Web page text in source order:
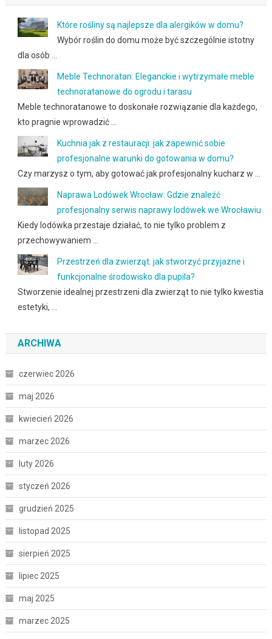
Które rośliny są najlepsze dla alergików w domu?
Wybór roślin do domu może być szczególnie istotny
dla osób …
Meble Technoratan: Eleganckie i wytrzymałe meble
technoratanowe do ogrodu i tarasu
Meble technoratanowe to doskonałe rozwiązanie dla każdego,
kto pragnie wprowadzić …
Kuchnia jak z restauracji: jak zapewnić sobie
profesjonalne warunki do gotowania w domu?
Czy marzysz o tym, aby gotować jak profesjonalny kucharz w …
Naprawa Lodówek Wrocław: Gdzie znaleźć
profesjonalny serwis naprawy lodówek we Wrocławiu
Kiedy lodówka przestaje działać, to nie tylko problem z
przechowywaniem …
Przestrzeń dla zwierząt: jak stworzyć przyjazne i
funkcjonalne środowisko dla pupila?
Stworzenie idealnej przestrzeni dla zwierząt to nie tylko kwestia
estetyki, …
ARCHIWA
czerwiec 2026
maj 2026
kwiecień 2026
marzec 2026
luty 2026
styczeń 2026
grudzień 2025
listopad 2025
sierpień 2025
lipiec 2025
maj 2025
marzec 2025